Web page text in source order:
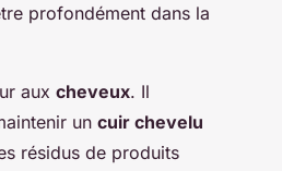
profondément dans la
aux cheveux. Il
un cuir chevelu
résidus de produits